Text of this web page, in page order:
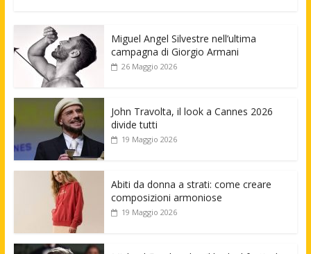
Miguel Angel Silvestre nell’ultima
campagna di Giorgio Armani
26 Maggio 2026
John Travolta, il look a Cannes 2026
divide tutti
19 Maggio 2026
Abiti da donna a strati: come creare
composizioni armoniose
19 Maggio 2026